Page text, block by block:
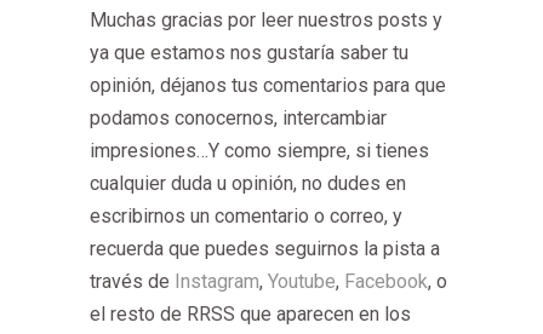
Muchas gracias por leer nuestros posts y
ya que estamos nos gustaría saber tu
opinión, déjanos tus comentarios para que
podamos conocernos, intercambiar
impresiones…Y como siempre, si tienes
cualquier duda u opinión, no dudes en
escribirnos un comentario o correo, y
recuerda que puedes seguirnos la pista a
través de Instagram, Youtube, Facebook, o
el resto de RRSS que aparecen en los